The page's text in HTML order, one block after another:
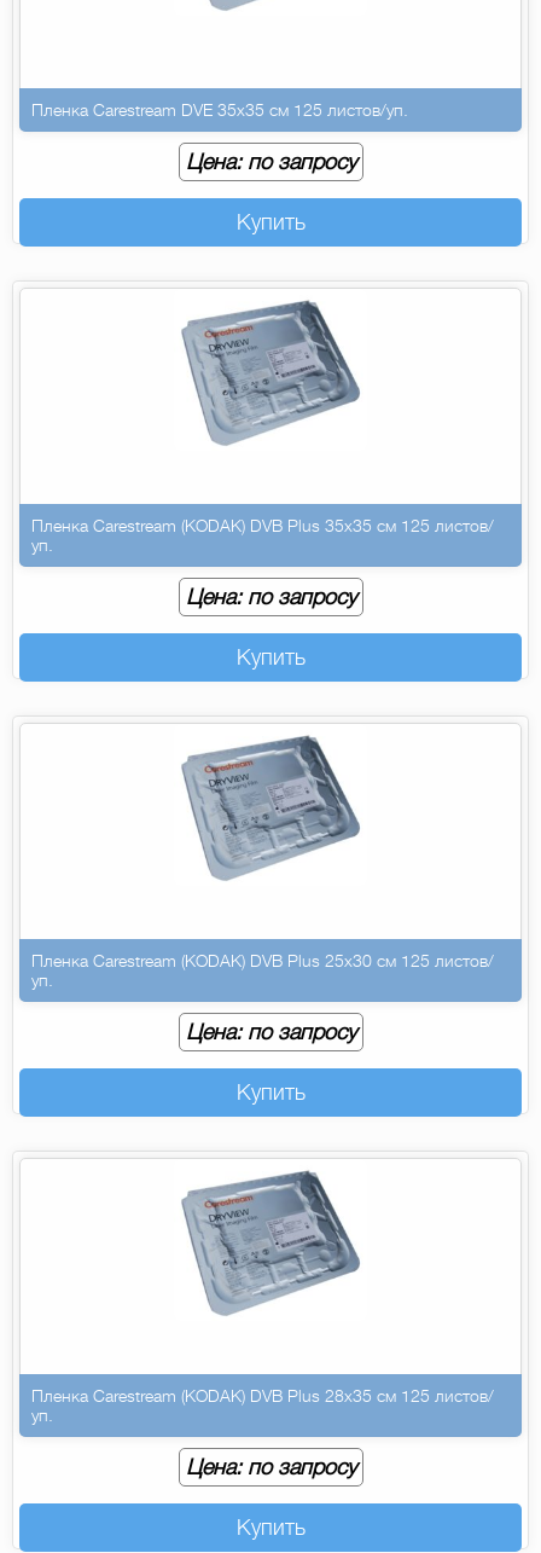
Пленка Carestream DVE 35х35 см 125 листов/уп.
Цена: по запросу
Купить
Пленка Carestream (KODAK) DVB Plus 35х35 см 125 листов/
уп.
Цена: по запросу
Купить
Пленка Carestream (KODAK) DVB Plus 25х30 см 125 листов/
уп.
Цена: по запросу
Купить
Пленка Carestream (KODAK) DVB Plus 28х35 см 125 листов/
уп.
Цена: по запросу
Купить